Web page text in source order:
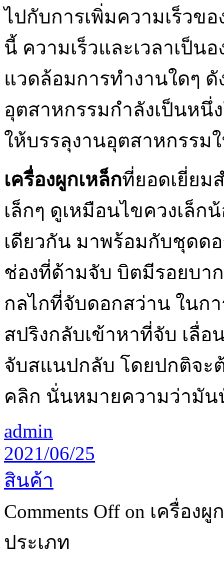
ไปกับการเพิ่มความเร็วข
นี้ ความเร็วและเวลาเป็
แวดล้อมการทำงานใดๆ
อุตสาหกรรมกำลังเป็นหนึ่
ให้บรรลุงานอุตสาหกรร
เครื่องผูกเหล็กที่ยอดเยี่ยม
เล็กๆ ดูเหมือนไขควงเล็
เดียวกัน มาพร้อมกับชุดด
ช่องที่ด้ามจับ บิตมีรอยบา
กลไกที่จับดอกสว่าน ในก
สปริงกลับเข้าหาที่จับ เลื่อ
จับสแนปกลับ โดยปกติจะ
คลิก นั่นหมายความว่ามัน
admin
2021/06/25
สินค้า
Comments Off on เครื่อง
ประเภท